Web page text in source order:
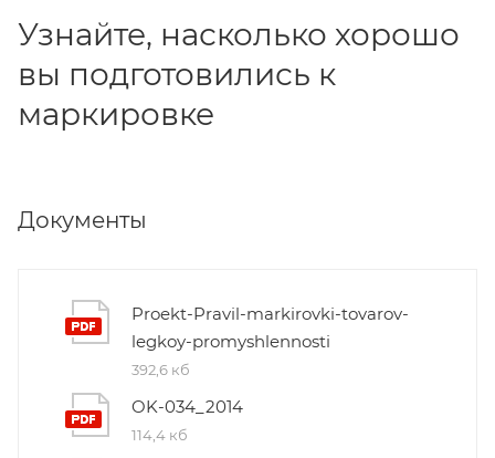
Узнайте, насколько хорошо
вы подготовились к
маркировке
Документы
Proekt-Pravil-markirovki-tovarov-
legkoy-promyshlennosti
392,6 кб
OK-034_2014
114,4 кб